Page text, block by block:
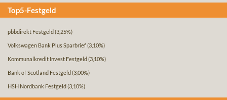
Top5-Festgeld
pbbdirekt Festgeld (3,25%)
Volkswagen Bank Plus Sparbrief(3,10%)
Kommunalkredit Invest Festgeld (3,10%)
Bank of Scotland Festgeld (3,00%)
HSH Nordbank Festgeld (3,10%)